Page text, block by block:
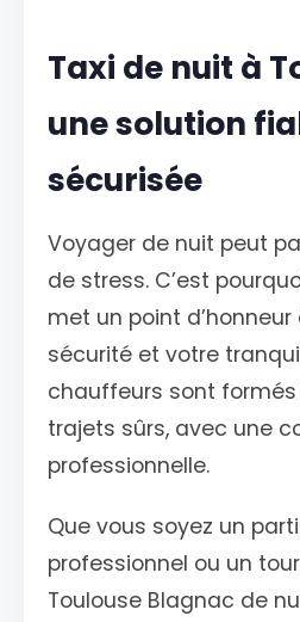
Taxi de nuit à
une solution
sécurisée
Voyager de nuit peut
de stress. C’est
met un point
sécurité et votre
chauffeurs sont
trajets sûrs, avec une
professionnelle.
Que vous soyez un
professionnel ou un
Toulouse Blagnac de